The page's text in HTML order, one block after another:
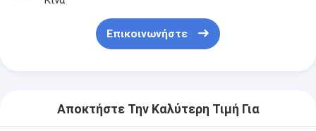
Επικοινωνήστε
Αποκτήστε Την Καλύτερη Τιμή Για